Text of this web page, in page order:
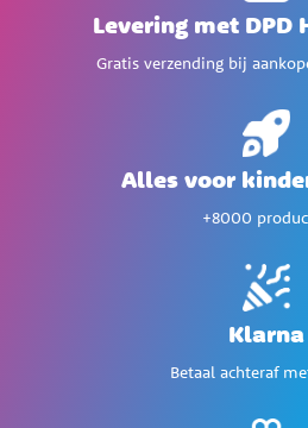
Levering met DPD
Gratis verzending bij
Alles voor
+8000
Klarna
Betaal achteraf